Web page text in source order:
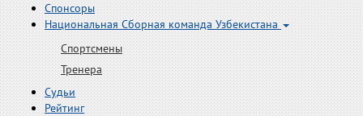
Спонсоры
Национальная Сборная команда Узбекистана
Спортсмены
Тренера
Судьи
Рейтинг